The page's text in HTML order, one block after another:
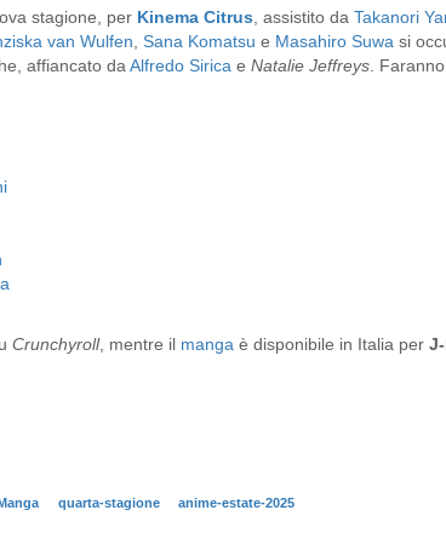
stagione, per Kinema Citrus, assistito da Takanori
van Wulfen, Sana Komatsu e Masahiro Suwa si
affiancato daAlfredo Sirica e Natalie Jeffreys.
Crunchyroll, mentre il manga è disponibile in Italia per
quarta-stagione anime-estate-2025